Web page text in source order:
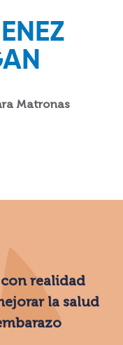
Matronas
realidad
la salud